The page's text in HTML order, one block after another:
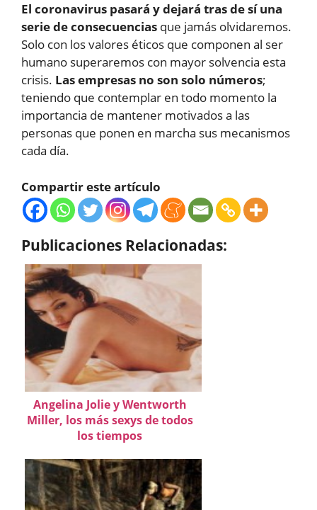
El coronavirus pasará y dejará tras de sí una
serie de consecuencias que jamás olvidaremos.
Solo con los valores éticos que componen al ser
humano superaremos con mayor solvencia esta
crisis. Las empresas no son solo números;
teniendo que contemplar en todo momento la
importancia de mantener motivados a las
personas que ponen en marcha sus mecanismos
cada día.
Compartir este artículo
Publicaciones Relacionadas:
Angelina Jolie y Wentworth
Miller, los más sexys de todos
los tiempos